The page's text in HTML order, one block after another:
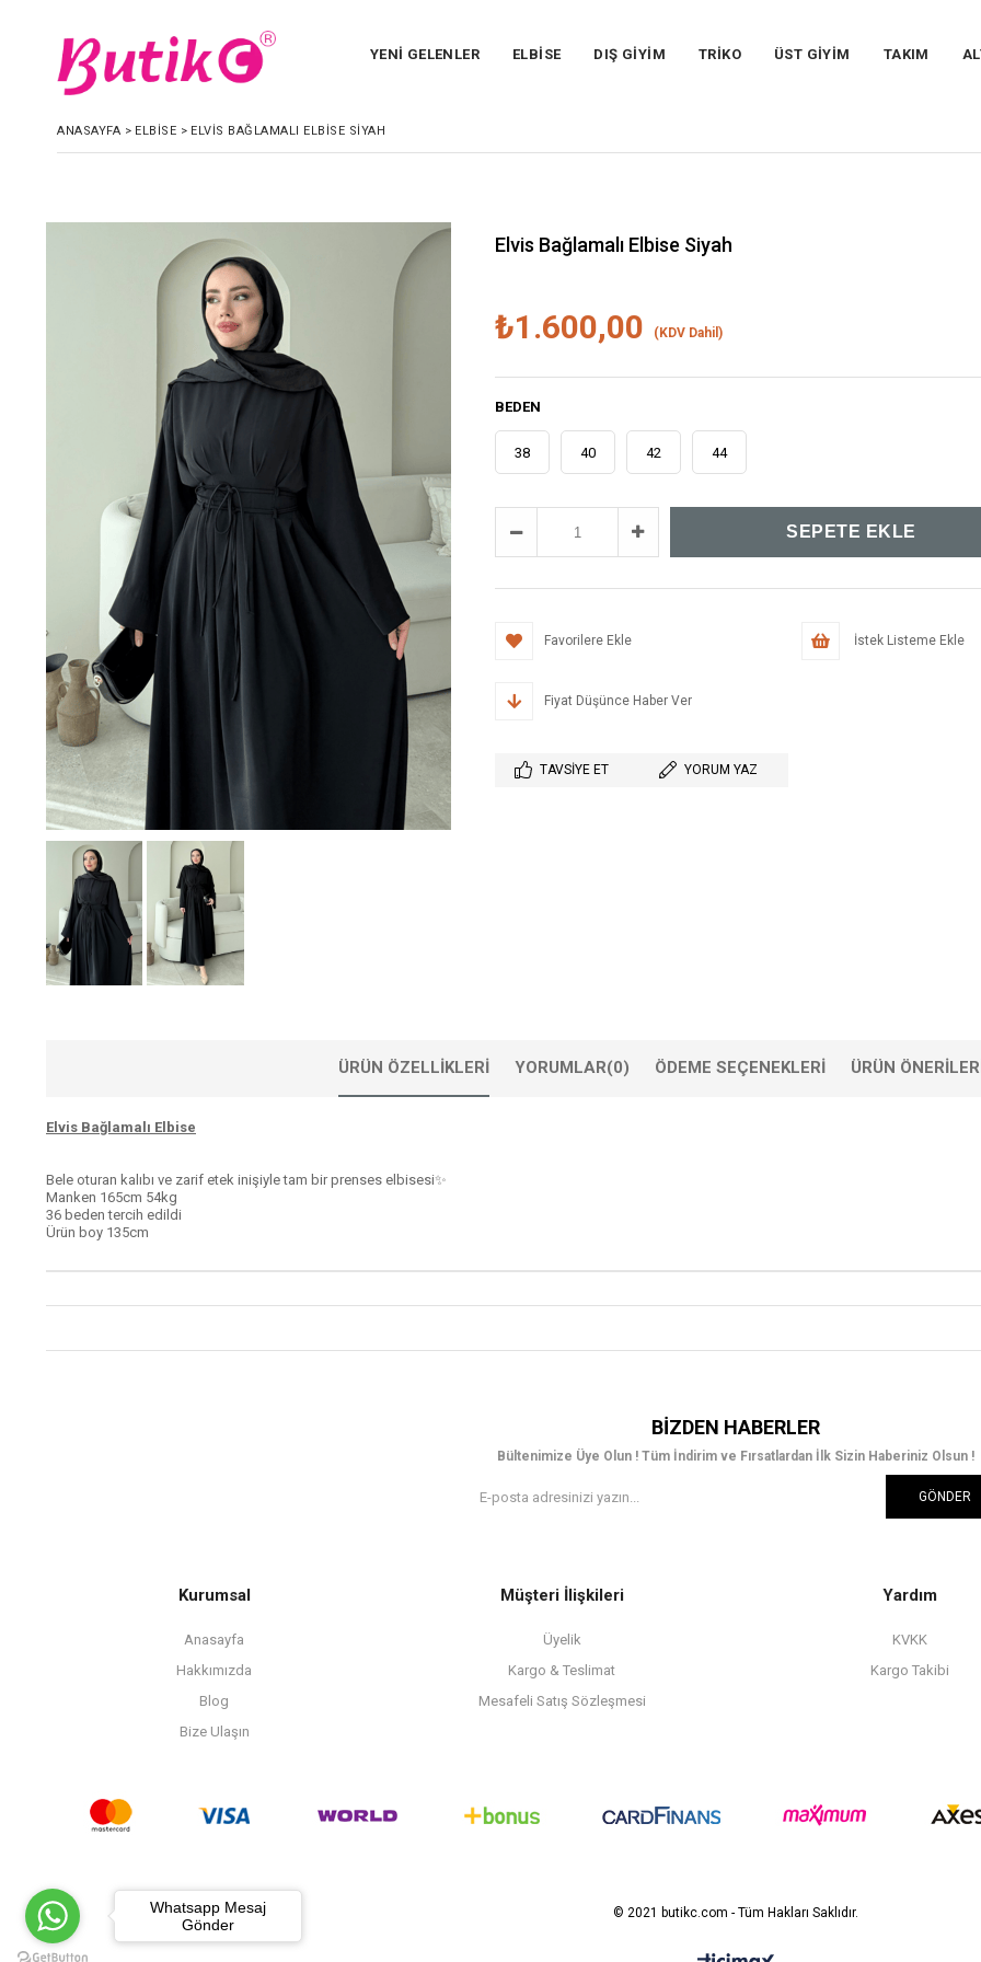
YENİ GELENLER ELBİSE DIŞ GİYİM TRİKO ÜST GİYİM TAKIM
ANASAYFA > ELBİSE > ELVIS BAĞLAMALI ELBISE SIYAH
Elvis Bağlamalı Elbise Siyah
₺1.600,00 (KDV Dahil)
BEDEN
38 40 42 44
Favorilere Ekle İstek Listeme Ekle
Fiyat Düşünce Haber Ver
TAVSIYE ET YORUM YAZ
ÜRÜN ÖZELLIKLERI YORUMLAR(0) ÖDEME SEÇENEKLERI ÜRÜN
Elvis Bağlamalı Elbise
Bele oturan kalıbı ve zarif etek inişiyle tam bir prenses elbisesi✨
Manken 165cm 54kg
36 beden tercih edildi
Ürün boy 135cm
BIZDEN HABERLER
Bültenimize Üye Olun ! Tüm İndirim ve Fırsatlardan İlk Sizin Haberiniz Olsun !
GÖNDER
Kurumsal
Anasayfa
Hakkımızda
Blog
Bize Ulaşın
Müşteri İlişkileri
Üyelik
Kargo & Teslimat
Mesafeli Satış Sözleşmesi
Yardım
KVKK
Kargo Takibi
© 2021 butikc.com - Tüm Hakları Saklıdır.
Whatsapp Mesaj
Gönder